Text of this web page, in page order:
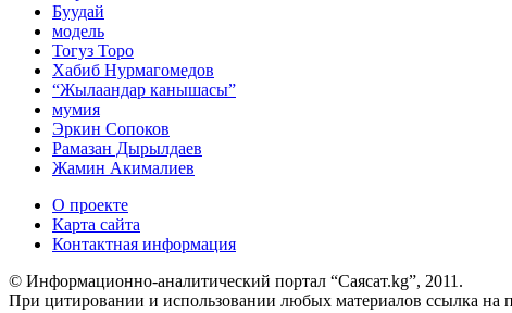
Буудай
модель
Тогуз Торо
Хабиб Нурмагомедов
“Жылаандар канышасы”
мумия
Эркин Сопоков
Рамазан Дырылдаев
Жамин Акималиев
О проекте
Карта сайта
Контактная информация
© Информационно-аналитический портал “Саясат.kg”, 2011.
При цитировании и использовании любых материалов ссылка на